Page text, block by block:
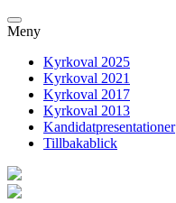
Meny
Kyrkoval 2025
Kyrkoval 2021
Kyrkoval 2017
Kyrkoval 2013
Kandidatpresentationer
Tillbakablick